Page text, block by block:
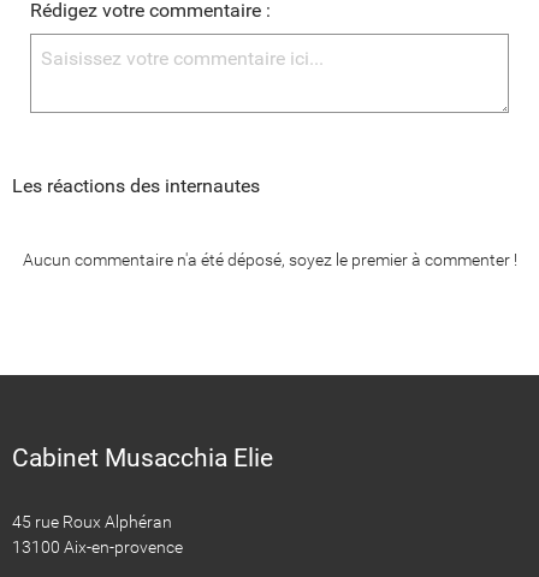
Rédigez votre commentaire :
Les réactions des internautes
Aucun commentaire n'a été déposé, soyez le premier à commenter !
Cabinet Musacchia Elie
45 rue Roux Alphéran
13100 Aix-en-provence